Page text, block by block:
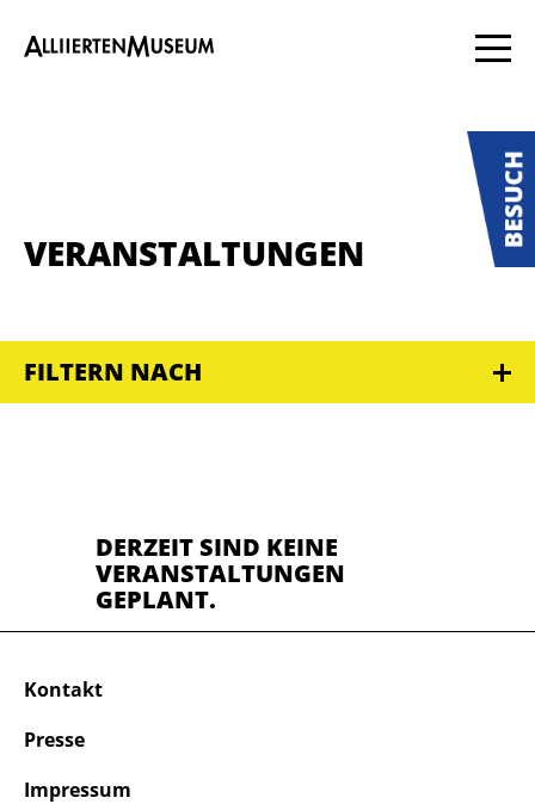
VERANSTALTUNGEN
FILTERN NACH
DERZEIT SIND KEINE
VERANSTALTUNGEN
GEPLANT.
Kontakt
Presse
Impressum